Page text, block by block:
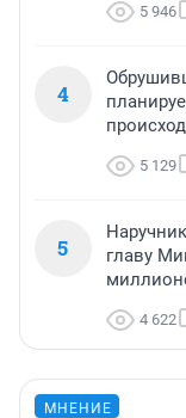
5 946
4
5 129
5
главу
4 622
МНЕНИЕ